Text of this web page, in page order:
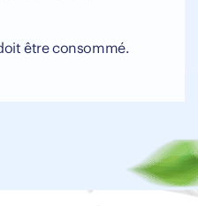
être consommé.